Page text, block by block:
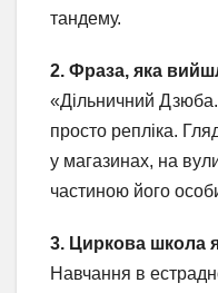
тандему.
2. Фраза, яка
«Дільничний
просто репліка.
у магазинах, на
частиною його
3. Циркова школа
Навчання в